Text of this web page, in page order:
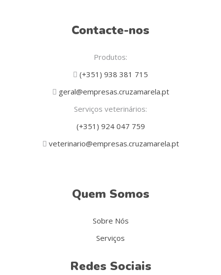
Contacte-nos
Produtos:
(+351) 938 381 715
geral@empresas.cruzamarela.pt
Serviços veterinários:
(+351) 924 047 759
veterinario@empresas.cruzamarela.pt
Quem Somos
Sobre Nós
Serviços
Redes Sociais